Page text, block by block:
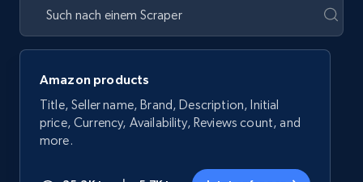
Amazon products
Title, Seller name, Brand, Description, Initial
price, Currency, Availability, Reviews count, and
more.